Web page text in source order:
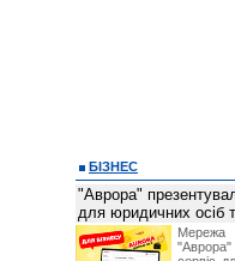
БІЗНЕС
"Аврора"
для юридичних осіб